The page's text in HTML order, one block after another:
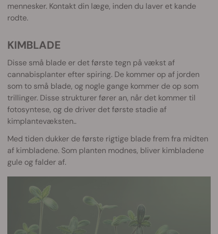
mennesker. Kontakt din læge, inden du laver et kande
rodte.
KIMBLADE
Disse små blade er det første tegn på vækst af
cannabisplanter efter spiring. De kommer op af jorden
som to små blade, og nogle gange kommer de op som
trillinger. Disse strukturer fører an, når det kommer til
fotosyntese, og de driver det første stadie af
kimplantevæksten..
Med tiden dukker de første rigtige blade frem fra midten
af kimbladene. Som planten modnes, bliver kimbladene
gule og falder af.